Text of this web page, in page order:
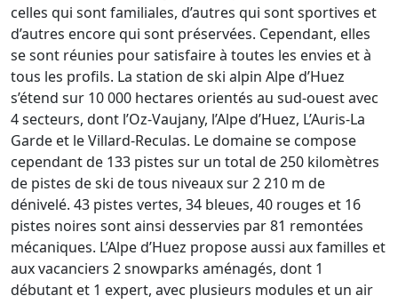
celles qui sont familiales, d’autres qui sont sportives et
d’autres encore qui sont préservées. Cependant, elles
se sont réunies pour satisfaire à toutes les envies et à
tous les profils. La station de ski alpin Alpe d’Huez
s’étend sur 10 000 hectares orientés au sud-ouest avec
4 secteurs, dont l’Oz-Vaujany, l’Alpe d’Huez, L’Auris-La
Garde et le Villard-Reculas. Le domaine se compose
cependant de 133 pistes sur un total de 250 kilomètres
de pistes de ski de tous niveaux sur 2 210 m de
dénivelé. 43 pistes vertes, 34 bleues, 40 rouges et 16
pistes noires sont ainsi desservies par 81 remontées
mécaniques. L’Alpe d’Huez propose aussi aux familles et
aux vacanciers 2 snowparks aménagés, dont 1
débutant et 1 expert, avec plusieurs modules et un air